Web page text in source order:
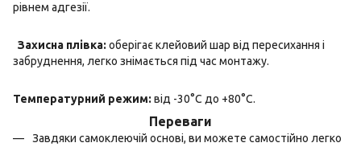
рівнем адгезії.
Захисна плівка: оберігає клейовий шар від пересихання і
забруднення, легко знімається під час монтажу.
Температурний режим: від -30°C до +80°C.
Переваги
Завдяки самоклеючій основі, ви можете самостійно легко